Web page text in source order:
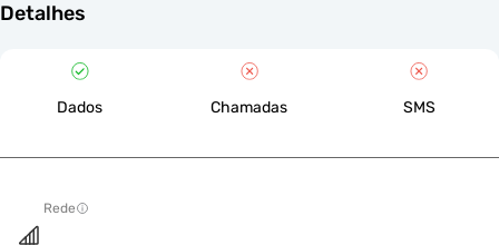
Detalhes
Dados Chamadas SMS
Rede